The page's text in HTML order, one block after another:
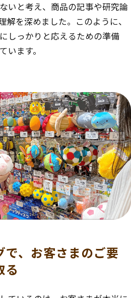
いと考え、商品の記事や研究論
解を深めました。このように、
しっかりと応えるための準備
います。
で、お客さまのご要
る